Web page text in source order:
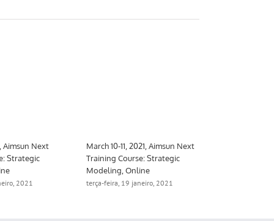
Aimsun Next
Strategic
2021
March 10-11, 2021, Aimsun Next
Training Course: Strategic
Modeling, Online
terça-feira, 19 janeiro, 2021